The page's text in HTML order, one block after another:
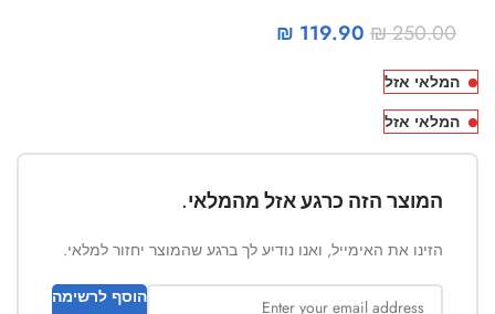
₪250.00
₪ 119.90
המלאי אזל
המלאי אזל
המוצר הזה כרגע אזל מהמלאי.
הזינו את האימייל, ואנו נודיע לך ברגע שהמוצר יחזור למלאי.
הוסף לרשימה